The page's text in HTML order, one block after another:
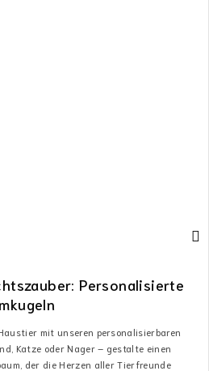
Personalisierte
mit unseren personalisierbaren
Katze oder Nager – gestalte einen
der die Herzen aller Tierfreunde